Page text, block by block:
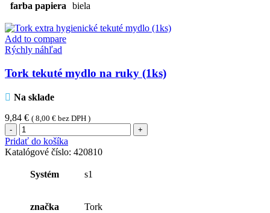
farba papiera biela
Add to compare
Rýchly náhľad
Tork tekuté mydlo na ruky (1ks)
Na sklade
9,84 € ( 8,00 € bez DPH )
množstvo
Tork
tekuté
mydlo
ruky
Pridať do košíka
Katalógové číslo: 420810
Systém s1
značka Tork